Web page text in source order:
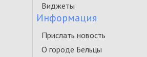
Виджеты
Информация
Прислать новость
О городе Бельцы